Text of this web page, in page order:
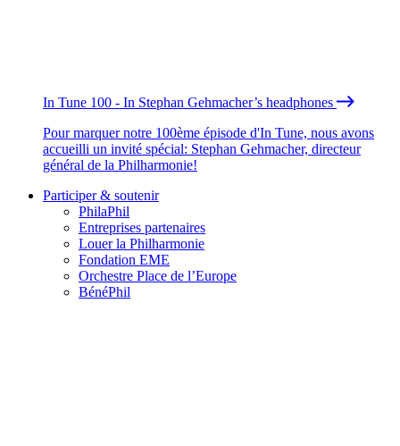
In Tune 100 - In Stephan Gehmacher’s headphones
Pour marquer notre 100ème épisode d'In Tune, nous avons
accueilli un invité spécial: Stephan Gehmacher, directeur
général de la Philharmonie!
Participer & soutenir
PhilaPhil
Entreprises partenaires
Louer la Philharmonie
Fondation EME
Orchestre Place de l’Europe
BénéPhil